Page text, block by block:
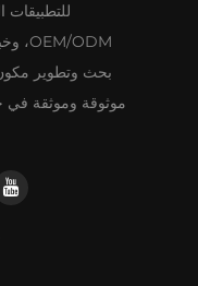
للتطبيقات
موثوقة وموثقة في